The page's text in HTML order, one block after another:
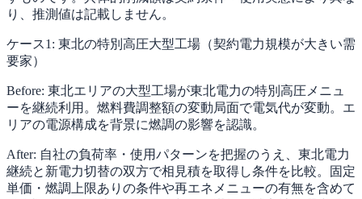
り、推測値は記載しません。
ケース1: 東北の特別高圧大型工場（契約電力規模が大きい需
要家）
Before: 東北エリアの大型工場が東北電力の特別高圧メニュ
ーを継続利用。燃料費調整額の変動局面で電気代が変動。エ
リアの電源構成を背景に燃調の影響を認識。
After: 自社の負荷率・使用パターンを把握のうえ、東北電力
継続と新電力切替の双方で相見積を取得し条件を比較。固定
単価・燃調上限ありの条件や再エネメニューの有無を含めて